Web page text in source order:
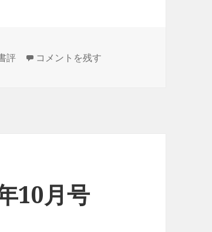
評 Software Design 1994年11月号 に
コメントを残す
10月号